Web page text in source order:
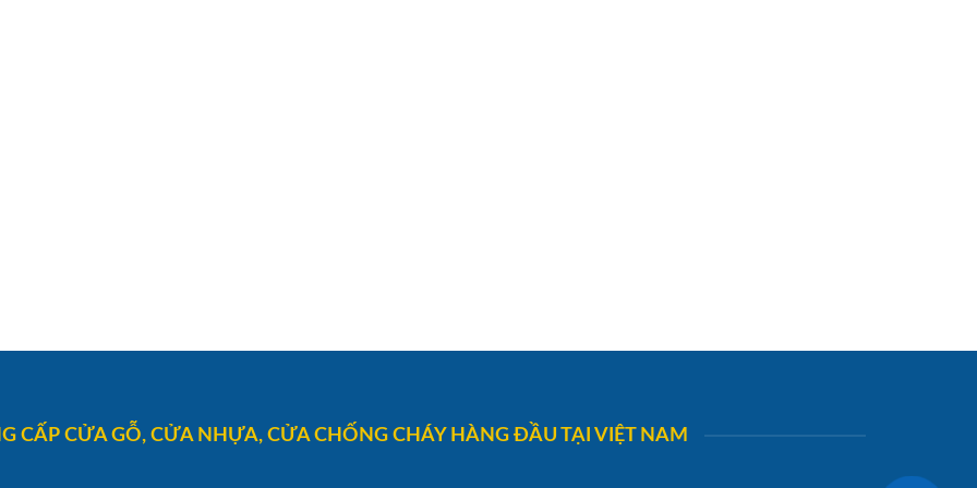
CẤP CỬA GỖ, CỬA NHỰA, CỬA CHỐNG CHÁY HÀNG ĐẦU TẠI VIỆT NAM